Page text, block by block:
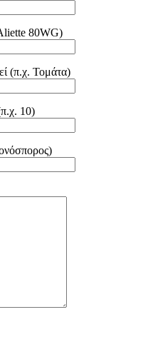
80WG)
(π.χ. Τομάτα)
10)